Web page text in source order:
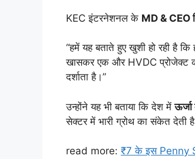
KEC इंटरनेशनल के MD & CEO
“हमें यह बताते हुए खुशी हो रही है
खासकर एक और HVDC प्रोजेक्ट
दर्शाता है।”
उन्होंने यह भी बताया कि देश मेंऊर्जा
सेक्टर में भारी ग्रोथ का संकेत देती
read more: ₹7 के इस Penny